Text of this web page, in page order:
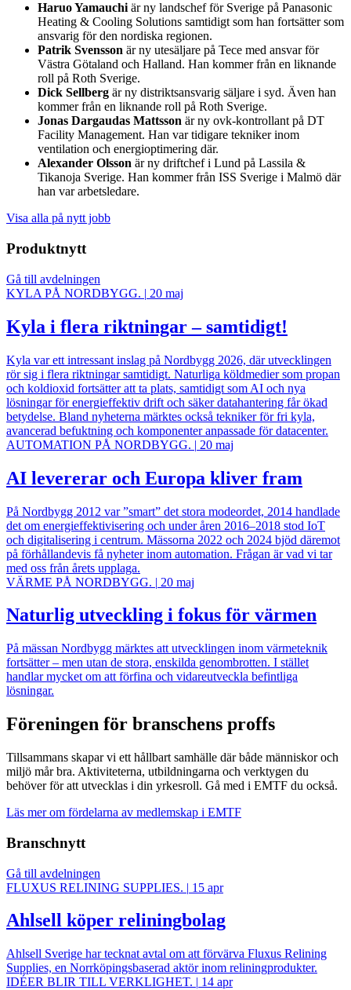
Haruo Yamauchiär ny landschef för Sverige på Panasonic
Heating & Cooling Solutions samtidigt som han fortsätter som
ansvarig för den nordiska regionen.
Patrik Svensson är ny utesäljare på Tece med ansvar för
Västra Götaland och Halland. Han kommer från en liknande
roll på Roth Sverige.
Dick Sellberg är ny distriktsansvarig säljare i syd. Även han
kommer från en liknande roll på Roth Sverige.
Jonas Dargaudas Mattsson är ny ovk-kontrollant på DT
Facility Management. Han var tidigare tekniker inom
ventilation och energioptimering där.
Alexander Olsson är ny driftchef i Lund på Lassila &
Tikanoja Sverige. Han kommer från ISS Sverige i Malmö där
han var arbetsledare.
Visa alla på nytt jobb
Produktnytt
Gå till avdelningen
KYLA PÅ NORDBYGG. | 20 maj
Kyla i flera riktningar – samtidigt!
Kyla var ett intressant inslag på Nordbygg 2026, där utvecklingen
rör sig i flera riktningar samtidigt. Naturliga köldmedier som propan
och koldioxid fortsätter att ta plats, samtidigt som AI och nya
lösningar för energieffektiv drift och säker datahantering får ökad
betydelse. Bland nyheterna märktes också tekniker för fri kyla,
avancerad befuktning och komponenter anpassade för datacenter.
AUTOMATION PÅ NORDBYGG. | 20 maj
AI levererar och Europa kliver fram
På Nordbygg 2012 var ”smart” det stora modeordet, 2014 handlade
det om energieffektivisering och under åren 2016–2018 stod IoT
och digitalisering i centrum. Mässorna 2022 och 2024 bjöd däremot
på förhållandevis få nyheter inom automation. Frågan är vad vi tar
med oss från årets upplaga.
VÄRME PÅ NORDBYGG. | 20 maj
Naturlig utveckling i fokus för värmen
På mässan Nordbygg märktes att utvecklingen inom värmeteknik
fortsätter – men utan de stora, enskilda genombrotten. I stället
handlar mycket om att förfina och vidareutveckla befintliga
lösningar.
Föreningen för branschens proffs
Tillsammans skapar vi ett hållbart samhälle där både människor och
miljö mår bra. Aktiviteterna, utbildningarna och verktygen du
behöver för att utvecklas i din yrkesroll. Gå med i EMTF du också.
Läs mer om fördelarna av medlemskap i EMTF
Branschnytt
Gå till avdelningen
FLUXUS RELINING SUPPLIES. | 15 apr
Ahlsell köper reliningbolag
Ahlsell Sverige har tecknat avtal om att förvärva Fluxus Relining
Supplies, en Norrköpingsbaserad aktör inom reliningprodukter.
IDÉER BLIR TILL VERKLIGHET. | 14 apr